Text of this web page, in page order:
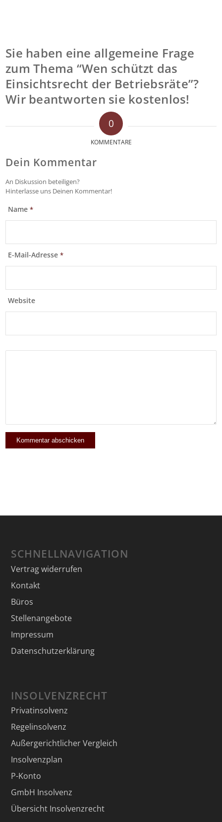
Sie haben eine allgemeine Frage
zum Thema “Wen schützt das
Einsichtsrecht der Betriebsräte”?
Wir beantworten sie kostenlos!
0
KOMMENTARE
Dein Kommentar
An Diskussion beteiligen?
Hinterlasse uns Deinen Kommentar!
Name*
E-Mail-Adresse*
Website
SCHNELLNAVIGATION
Vertrag widerrufen
Kontakt
Büros
Stellenangebote
Impressum
Datenschutzerklärung
INSOLVENZRECHT
Privatinsolvenz
Regelinsolvenz
Außergerichtlicher Vergleich
Insolvenzplan
P-Konto
GmbH Insolvenz
Übersicht Insolvenzrecht